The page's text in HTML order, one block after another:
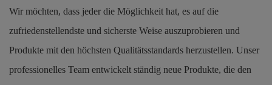
Wir möchten, dass jeder die Möglichkeit hat, es auf die
zufriedenstellendste und sicherste Weise auszuprobieren und
Produkte mit den höchsten Qualitätsstandards herzustellen. Unser
professionelles Team entwickelt ständig neue Produkte, die den